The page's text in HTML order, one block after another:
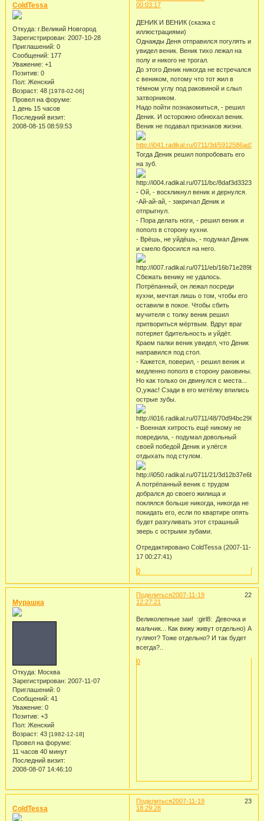
00:03:17
ColdTessa
Откуда: г.Великий Новгород
Зарегистрирован: 2007-10-28
Приглашений: 0
Сообщений: 177
Уважение: +1
Позитив: 0
Пол: Женский
Возраст: 48 [1978-02-06]
Провел на форуме:
1 день 15 часов
Последний визит:
2008-08-15 08:59:53
ДЕНИК И ВЕНИК (сказка с
иллюстрациями)
Однажды Деня отправился погулять и
увидел веник. Веник тихо лежал на
полу и никого не трогал.
До этого Деник никогда не встречался
с веником, потому что тот жил в
тёмном углу под раковиной и слыл
затворником.
Надо пойти познакомиться, - решил
Деник. И осторожно обнюхал веник.
Веник не подавал признаков жизни.
Тогда Деник решил попробовать его
на зуб.
- Ой, - воскликнул веник и дернулся.
-Ай-ай-ай, - закричал Деник и
отпрыгнул.
- Пора делать ноги, - решил веник и
пополз в сторону кухни.
- Врёшь, не уйдёшь, - подумал Деник
и смело бросился на него.
Сбежать венику не удалось.
Потрёпанный, он лежал посреди
кухни, мечтая лишь о том, чтобы его
оставили в покое. Чтобы сбить
мучителя с толку веник решил
притвориться мёртвым. Вдруг враг
потеряет бдительность и уйдёт.
Краем палки веник увидел, что Деник
направился под стол.
- Кажется, поверил, - решил веник и
медленно пополз в сторону раковины.
Но как только он двинулся с места...
О,ужас! Сзади в его метёлку впились
острые зубы.
- Военная хитрость ещё никому не
повредила, - подумал довольный
своей победой Деник и улёгся
отдыхать под стулом.
А потрёпанный веник с трудом
добрался до своего жилища и
поклялся больше никогда, никогда не
покидать его, если по квартире опять
будет разгуливать этот страшный
зверь с острыми зубами.
Отредактировано ColdTessa (2007-11-
17 00:27:41)
0
Поделиться 22
2007-11-19
12:27:21
Мурашка
Откуда: Москва
Зарегистрирован: 2007-11-07
Приглашений: 0
Сообщений: 41
Уважение: 0
Позитив: +3
Пол: Женский
Возраст: 43 [1982-12-18]
Провел на форуме:
11 часов 40 минут
Последний визит:
2008-08-07 14:46:10
Великолепные заи! :girl8: Девочка и
мальчик... Как вижу живут отдельно) А
гуляют? Тоже отдельно? И так будет
всегда?..
0
Поделиться 23
2007-11-19
18:29:28
ColdTessa